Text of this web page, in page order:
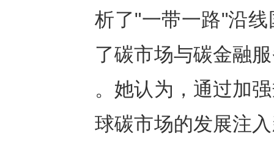
析了"一带一路"沿
了碳市场与碳金融
。她认为，通过加
球碳市场的发展注